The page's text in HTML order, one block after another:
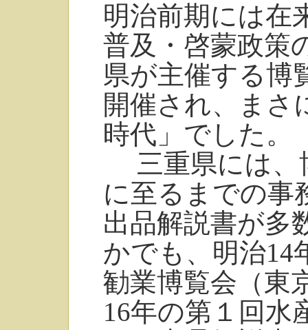
明治前期には在
普及・啓蒙政策
県が主催する博
開催され、まさ
時代」でした。
三重県には、
に至るまでの事
出品解説書が多
かでも、明治14
勧業博覧会（東
16年の第１回水